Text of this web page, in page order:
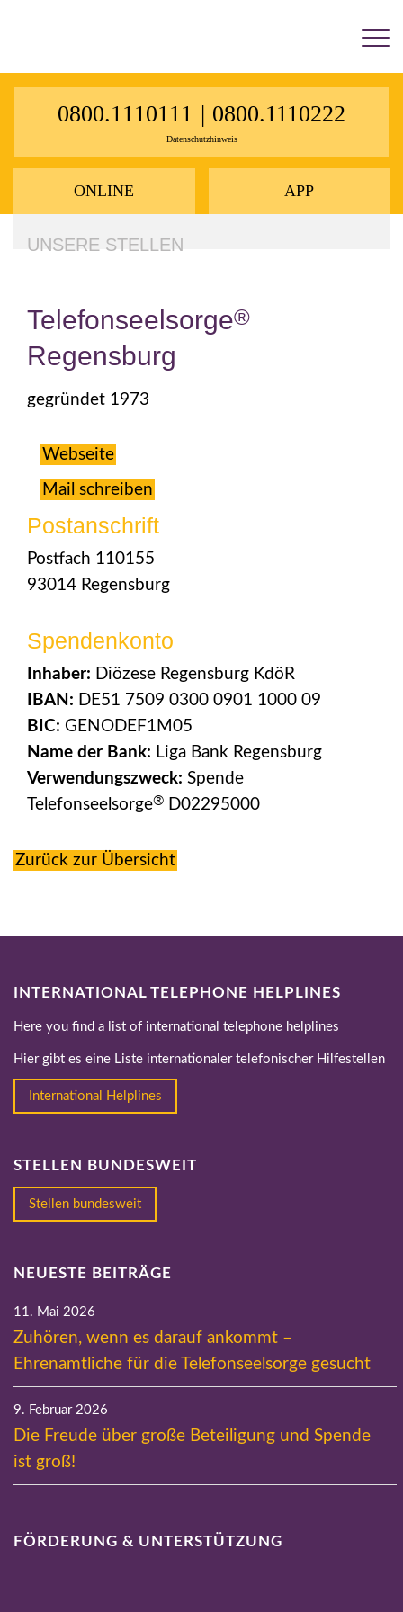
0800.1110111 | 0800.1110222
Datenschutzhinweis
ONLINE APP
UNSERE STELLEN
Telefonseelsorge®
Regensburg
gegründet 1973
Webseite
Mail schreiben
Postanschrift
Postfach 110155
93014 Regensburg
Spendenkonto
Inhaber: Diözese Regensburg KdöR
IBAN: DE51 7509 0300 0901 1000 09
BIC: GENODEF1M05
Name der Bank: Liga Bank Regensburg
Verwendungszweck: Spende
Telefonseelsorge® D02295000
Zurück zur Übersicht
INTERNATIONAL TELEPHONE HELPLINES
Here you find a list of international telephone helplines
Hier gibt es eine Liste internationaler telefonischer Hilfestellen
International Helplines
STELLEN BUNDESWEIT
Stellen bundesweit
NEUESTE BEITRÄGE
11. Mai 2026
Zuhören, wenn es darauf ankommt –
Ehrenamtliche für die Telefonseelsorge gesucht
9. Februar 2026
Die Freude über große Beteiligung und Spende
ist groß!
FÖRDERUNG & UNTERSTÜTZUNG